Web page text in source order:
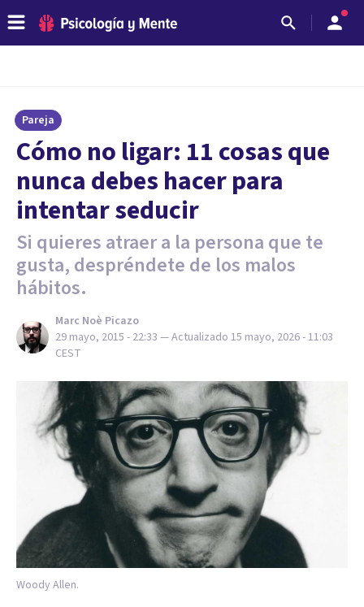
Pareja
Cómo no ligar: 11 cosas que
nunca debes hacer para
intentar seducir
Si quieres atraer a la persona que te
gusta, despréndete de los malos
hábitos.
Marc Noè Picazo
29 mayo, 2015 - 22:33 — Actualizado 15 mayo, 2026 - 11:03
CEST
Woody Allen.